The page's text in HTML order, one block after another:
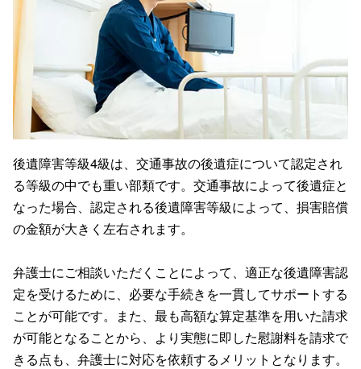
後遺障害等級4級は、交通事故の後遺症について認定され
る等級の中でも重い部類です。交通事故によって後遺症と
なった場合、認定される後遺障害等級によって、損害賠償
の金額が大きく左右されます。
弁護士にご相談いただくことによって、適正な後遺障害認
定を受けるために、必要な手続きを一貫してサポートする
ことが可能です。また、最も高額な算定基準を用いた請求
が可能となることから、より実態に即した慰謝料を請求で
きる点も、弁護士に対応を依頼するメリットとなります。